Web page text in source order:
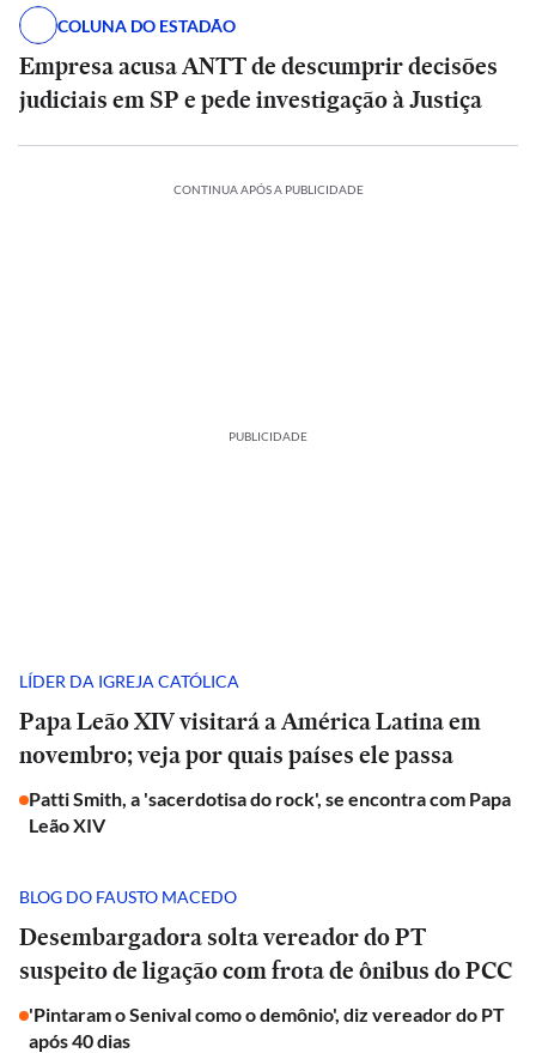
COLUNA DO ESTADÃO
Empresa acusa ANTT de descumprir decisões
judiciais em SP e pede investigação à Justiça
CONTINUA APÓS A PUBLICIDADE
PUBLICIDADE
LÍDER DA IGREJA CATÓLICA
Papa Leão XIV visitará a América Latina em
novembro; veja por quais países ele passa
Patti Smith, a 'sacerdotisa do rock', se encontra com Papa
Leão XIV
BLOG DO FAUSTO MACEDO
Desembargadora solta vereador do PT
suspeito de ligação com frota de ônibus do PCC
'Pintaram o Senival como o demônio', diz vereador do PT
após 40 dias